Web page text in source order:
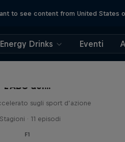
to see content from United States
Energy Drinks Eventi
L'ABC del...
sugli sport d’azione
· 11 episodi
F1